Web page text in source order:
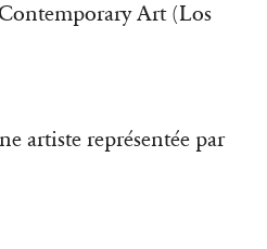
Art (Los
artiste représentée par